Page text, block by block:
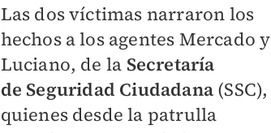
Las dos víctimas narraron los
hechos a los agentes Mercado y
Luciano, de la Secretaría
de Seguridad Ciudadana (SSC),
quienes desde la patrulla